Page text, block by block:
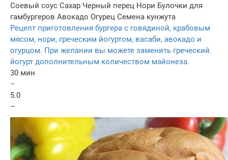
Соевый соус Сахар Черный перец Нори Булочки для
гамбургеров Авокадо Огурец Семена кунжута
Рецепт приготовления бургера с говядиной, крабовым
мясом, нори, греческим йогуртом, васаби, авокадо и
огурцом. При желании вы можете заменить греческий
йогурт дополнительным количеством майонеза.
30 мин
–
5.0
–